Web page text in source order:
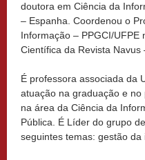
doutora em Ciência da
– Espanha. Coordenou o
Informação – PPGCI/
Científica da Revista Navus
É professora associada da
atuação na graduação e
na área da Ciência da
Pública. É Líder do grupo
seguintes temas: gestão